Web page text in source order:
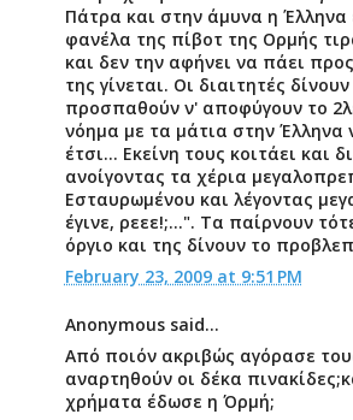
Πάτρα και στην άμυνα η Έλληνα
φανέλα της πίβοτ της Ορμής
και δεν την αφήνει να πάει
της γίνεται. Οι διαιτητές
προσπαθούν ν' αποφύγουν το
νόημα με τα μάτια στην Έλληνα
έτσι... Εκείνη τους κοιτάει και
ανοίγοντας τα χέρια
Εσταυρωμένου και λέγοντας
έγινε, ρεεε!;...". Τα παίρνουν
όργιο και της δίνουν το
February 23, 2009 at 9:51 PM
Anonymous said...
Από ποιόν ακριβώς αγόρασε
αναρτηθούν οι δέκα
χρήματα έδωσε η Όρμή;